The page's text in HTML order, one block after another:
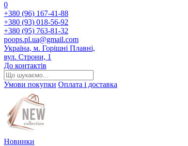
0
+380 (96) 167-41-88
+380 (93) 018-56-92
+380 (95) 763-81-32
poops.pl.ua@gmail.com
Україна, м. Горішні Плавні,
вул. Строни, 1
До контактів
Умови покупки Оплата і доставка
Новинки